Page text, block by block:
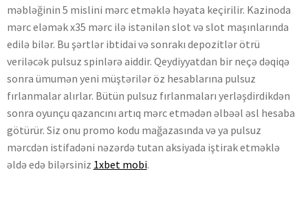
məbləğinin 5 mislini mərc etməklə həyata keçirilir. Kazinoda
mərc eləmək x35 mərc ilə istənilən slot və slot maşınlarında
edilə bilər. Bu şərtlər ibtidai və sonrakı depozitlər ötrü
veriləcək pulsuz spinlərə aiddir. Qeydiyyatdan bir neçə dəqiqə
sonra ümumən yeni müştərilər öz hesablarına pulsuz
fırlanmalar alırlar. Bütün pulsuz fırlanmaları yerləşdirdikdən
sonra oyunçu qazancını artıq mərc etmədən əlbəəl əsl hesaba
götürür. Siz onu promo kodu mağazasında və ya pulsuz
mərcdən istifadəni nəzərdə tutan aksiyada iştirak etməklə
əldə edə bilərsiniz 1xbet mobi.